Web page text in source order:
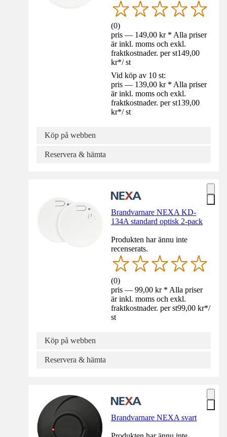
(0)
pris — 149,00 kr * Alla priser
är inkl. moms och exkl.
fraktkostnader. per st149,00
kr*/ st
Vid köp av 10 st:
pris — 139,00 kr * Alla priser
är inkl. moms och exkl.
fraktkostnader. per st139,00
kr*/ st
Köp på webben
Reservera & hämta
Brandvarnare NEXA KD-
134A standard optisk 2-pack
Produkten har ännu inte
recenserats.
(0)
pris — 99,00 kr * Alla priser
är inkl. moms och exkl.
fraktkostnader. per st99,00 kr*/
st
Köp på webben
Reservera & hämta
Brandvarnare NEXA svart